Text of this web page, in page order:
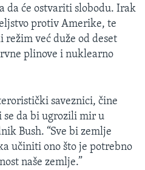
da će ostvariti slobodu. Irak
protiv Amerike, te
već duže od deset
plinove i nuklearno
saveznici, čine
se da bi ugrozili mir u
Bush. “Sve bi zemlje
učiniti ono što je potrebno
naše zemlje.”